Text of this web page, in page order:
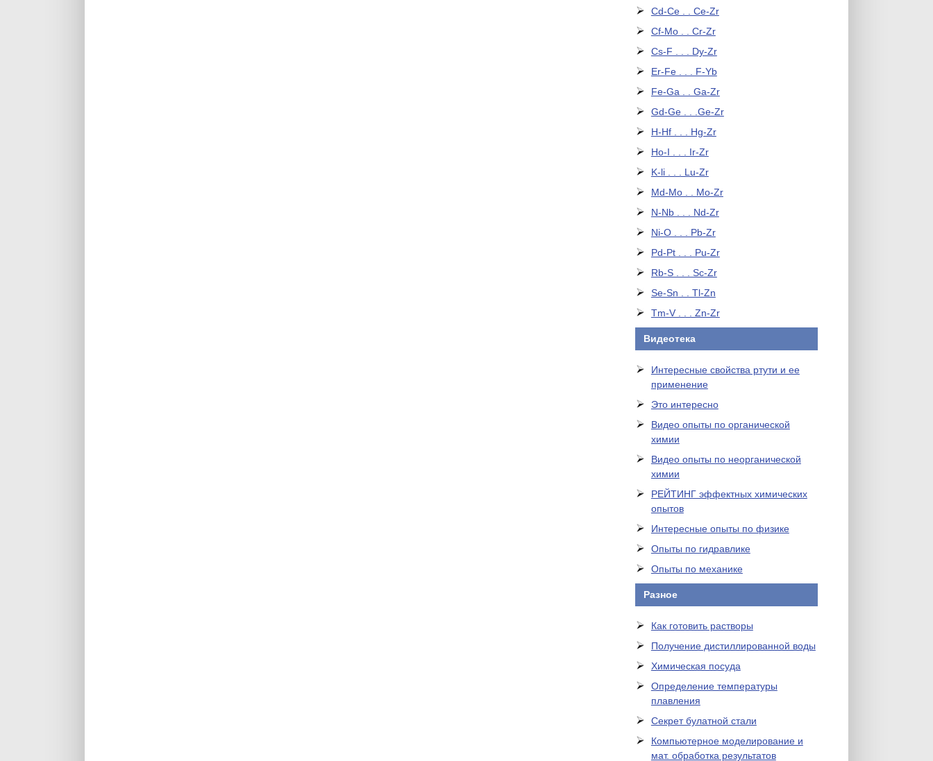
Cd-Ce . . Ce-Zr
Cf-Mo . . Cr-Zr
Cs-F . . . Dy-Zr
Er-Fe . . . F-Yb
Fe-Ga . . Ga-Zr
Gd-Ge . . .Ge-Zr
H-Hf . . . Hg-Zr
Ho-I . . . Ir-Zr
K-li . . . Lu-Zr
Md-Mo . . Mo-Zr
N-Nb . . . Nd-Zr
Ni-O . . . Pb-Zr
Pd-Pt . . . Pu-Zr
Rb-S . . . Sc-Zr
Se-Sn . . Tl-Zn
Tm-V . . . Zn-Zr
Видеотека
Интересные свойства ртути и ее
применение
Это интересно
Видео опыты по органической
химии
Видео опыты по неорганической
химии
РЕЙТИНГ эффектных химических
опытов
Интересные опыты по физике
Опыты по гидравлике
Опыты по механике
Разное
Как готовить растворы
Получение дистиллированной воды
Химическая посуда
Определение температуры
плавления
Секрет булатной стали
Компьютерное моделирование и
мат. обработка результатов